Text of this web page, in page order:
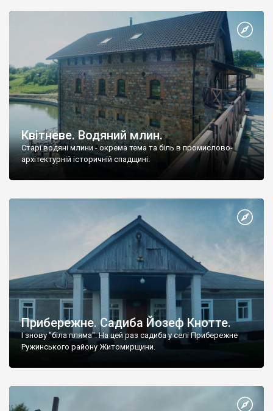
складно зрозуміти, де закінчується одне село і починається
інше. Церква Різдва […]
Квітневе. Водяний млин.
Старі водяні млини - окрема тема та біль в промислово-
архітектурній історичній спадщині.
Прибережне. Садиба Йозеф Кнотте.
І знову "біла пляма". На цей раз садиба у селі Прибережне
Ружинського району Житомирщини.